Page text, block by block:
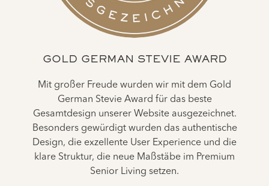
GOLD GERMAN STEVIE AWARD
Mit großer Freude wurden wir mit dem Gold
German Stevie Award für das beste
Gesamtdesign unserer Website ausgezeichnet.
Besonders gewürdigt wurden das authentische
Design, die exzellente User Experience und die
klare Struktur, die neue Maßstäbe im Premium
Senior Living setzen.